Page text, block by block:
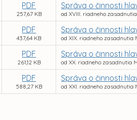
PDF
257,67 KB
Správa o činnosti
od XVIII. riadneho
PDF
437,64 KB
Správa o činnosti
od XIX. riadneho zasadnutia
PDF
261,12 KB
Správa o činnosti
od XX. riadneho zasadnutia
PDF
588,27 KB
Správa o činnosti
od XXI. riadneho zasadnutia